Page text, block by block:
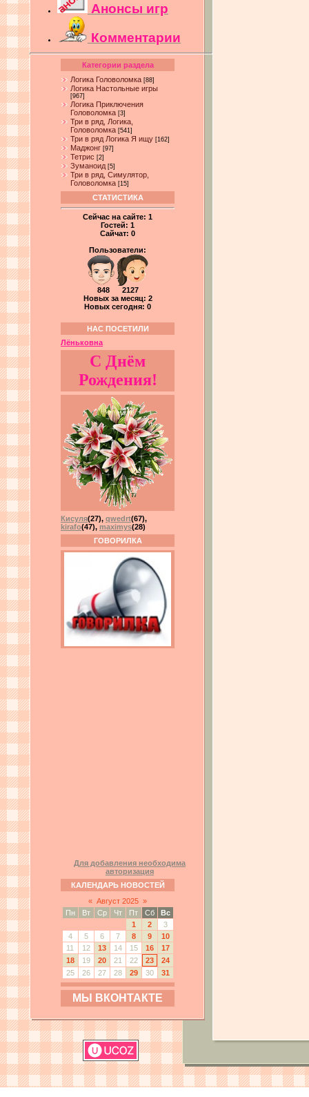
Анонсы игр
Комментарии
Категории раздела
Логика Головоломка [88]
Логика Настольные игры
[967]
Логика Приключения
Головоломка [3]
Три в ряд, Логика,
Головоломка [541]
Три в ряд Логика Я ищу [162]
Маджонг [97]
Тетрис [2]
Зуманоид [5]
Три в ряд, Симулятор,
Головоломка [15]
СТАТИСТИКА
Сейчас на сайте: 1
Гостей: 1
Сайчат: 0
Пользователи:
848 2127
Новых за месяц: 2
Новых сегодня: 0
НАС ПОСЕТИЛИ
Лёньковна
С Днём
Рождения!
Кисуля(27), qwedrt(67),
kirafo(47), maximys(28)
ГОВОРИЛКА
Для добавления необходима
авторизация
КАЛЕНДАРЬ НОВОСТЕЙ
« Август 2025 »
Пн
Вт Ср Чт Пт Сб
Вс
1
2
3
4
5 6 7 8 9
10
11
12 13 14 15 16
17
18
19 20 21 22 23
24
25
26 27 28 29 30 31
МЫ ВКОНТАКТЕ